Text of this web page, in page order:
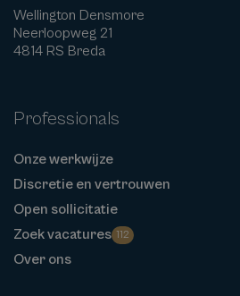
Wellington Densmore
Neerloopweg 21
4814 RS Breda
Professionals
Onze werkwijze
Discretie en vertrouwen
Open sollicitatie
Zoek vacatures 112
Over ons